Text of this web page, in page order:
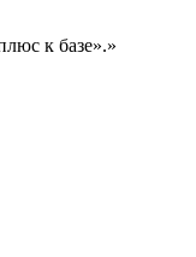
к базе».»